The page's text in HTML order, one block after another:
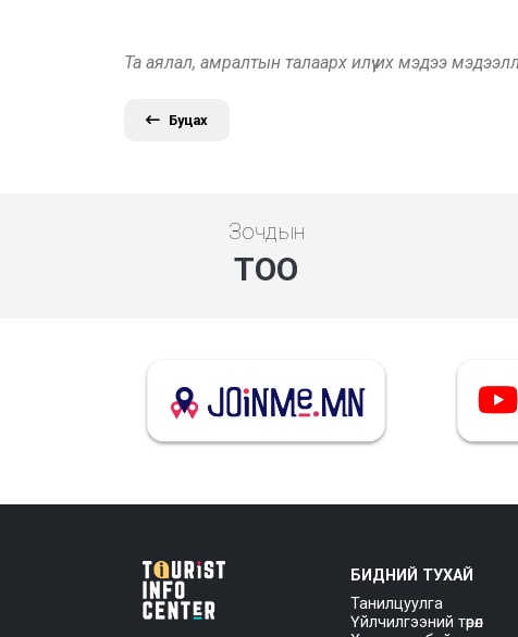
Та аялал, амралтын талаарх илүү их мэдээ
Буцах
Зочдын
ТОО
БИДНИЙ ТУХАЙ
Танилцуулга
Үйлчилгээний төрөл